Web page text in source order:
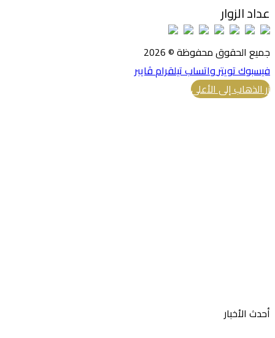
عداد الزوار
جميع الحقوق محفوظة © 2026
فيسبوكتويتر واتسابتيلقرامڤايبر
زر الذهاب إلى الأعلى
أحدث الأخبار